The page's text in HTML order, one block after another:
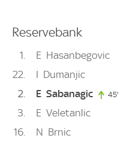
Reservebank
1 E Hasanbegovic
22
I Dumanjic
2
E Sabanagic 45'
3 E Veletanlic
16
N Brnic